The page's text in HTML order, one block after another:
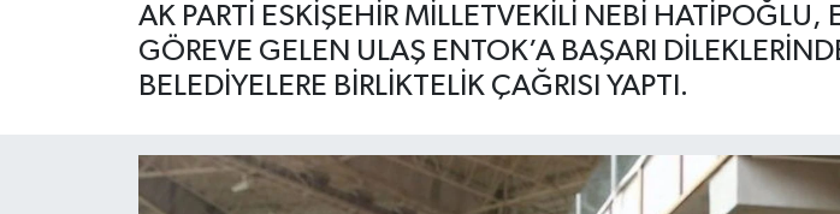
AK PARTİ ESKİŞEHİR MİLLETVEKİLİ NEBİ
GÖREVE GELEN ULAŞ ENTOK’A BAŞARI
BELEDİYELERE BİRLİKTELİK ÇAĞRISI YAPTI.